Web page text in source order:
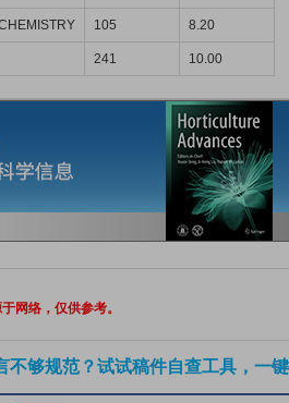
105 8.20
241 10.00
网络，仅供参考。
不够规范？试试稿件自查工具，一